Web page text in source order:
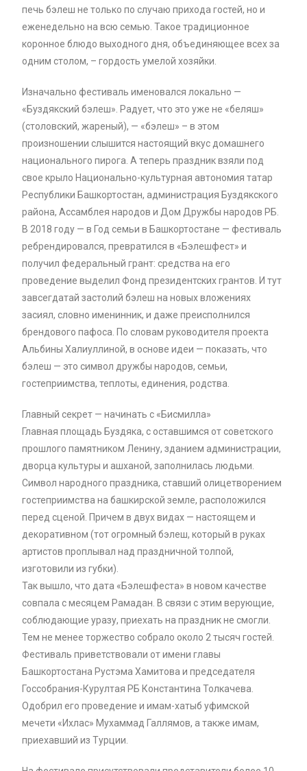
печь бэлеш не только по случаю прихода гостей, но и
еженедельно на всю семью. Такое традиционное
коронное блюдо выходного дня, объединяющее всех за
одним столом, – гордость умелой хозяйки.
Изначально фестиваль именовался локально —
«Буздякский бэлеш». Радует, что это уже не «беляш»
(столовский, жареный), — «бэлеш» – в этом
произношении слышится настоящий вкус домашнего
национального пирога. А теперь праздник взяли под
свое крыло Национально-культурная автономия татар
Республики Башкортостан, администрация Буздякского
района, Ассамблея народов и Дом Дружбы народов РБ.
В 2018 году — в Год семьи в Башкортостане — фестиваль
ребрендировался, превратился в «Бэлешфест» и
получил федеральный грант: средства на его
проведение выделил Фонд президентских грантов. И тут
завсегдатай застолий бэлеш на новых вложениях
засиял, словно именинник, и даже преисполнился
брендового пафоса. По словам руководителя проекта
Альбины Халиуллиной, в основе идеи — показать, что
бэлеш — это символ дружбы народов, семьи,
гостеприимства, теплоты, единения, родства.
Главный секрет — начинать с «Бисмилла»
Главная площадь Буздяка, с оставшимся от советского
прошлого памятником Ленину, зданием администрации,
дворца культуры и ашханой, заполнилась людьми.
Символ народного праздника, ставший олицетворением
гостеприимства на башкирской земле, расположился
перед сценой. Причем в двух видах — настоящем и
декоративном (тот огромный бэлеш, который в руках
артистов проплывал над праздничной толпой,
изготовили из губки).
Так вышло, что дата «Бэлешфеста» в новом качестве
совпала с месяцем Рамадан. В связи с этим верующие,
соблюдающие уразу, приехать на праздник не смогли.
Тем не менее торжество собрало около 2 тысяч гостей.
Фестиваль приветствовали от имени главы
Башкортостана Рустэма Хамитова и председателя
Госсобрания-Курултая РБ Константина Толкачева.
Одобрил его проведение и имам-хатыб уфимской
мечети «Ихлас» Мухаммад Галлямов, а также имам,
приехавший из Турции.